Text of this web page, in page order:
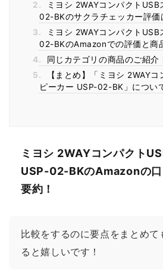
2.
ミヨシ 2WAYコンパクト
02-BKのサクラチェッカー評価
3.
ミヨシ 2WAYコンパクト
02-BKのAmazonでの評価と商
4.
同じカテゴリの商品のご紹介
5.
【まとめ】「ミヨシ 2WAYコ
ピーカー USP-02-BK」につい
ミヨシ 2WAYコンパクト
USP-02-BKのAmazonの口
要約！
比較をするのに要点をまとめて
ると嬉しいです！